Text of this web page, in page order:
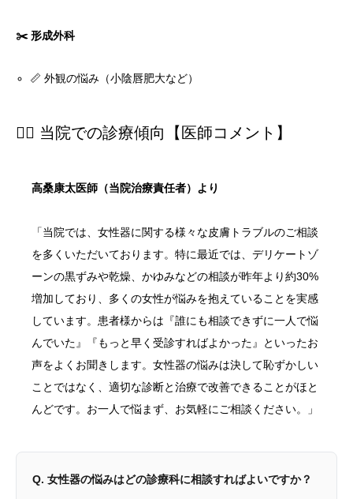
✂️ 形成外科
📏 外観の悩み（小陰唇肥大など）
👨‍⚕️ 当院での診療傾向【医師コメント】
高桑康太医師（当院治療責任者）より
「当院では、女性器に関する様々な皮膚トラブルのご相談
を多くいただいております。特に最近では、デリケートゾ
ーンの黒ずみや乾燥、かゆみなどの相談が昨年より約30%
増加しており、多くの女性が悩みを抱えていることを実感
しています。患者様からは『誰にも相談できずに一人で悩
んでいた』『もっと早く受診すればよかった』といったお
声をよくお聞きします。女性器の悩みは決して恥ずかしい
ことではなく、適切な診断と治療で改善できることがほと
んどです。お一人で悩まず、お気軽にご相談ください。」
Q. 女性器の悩みはどの診療科に相談すればよいですか？